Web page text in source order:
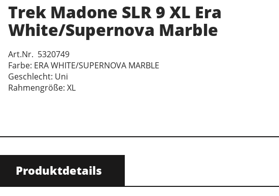
Trek Madone SLR 9 XL Era
White/Supernova Marble
Art.Nr. 5320749
Farbe: ERA WHITE/SUPERNOVA MARBLE
Geschlecht: Uni
Rahmengröße: XL
Produktdetails